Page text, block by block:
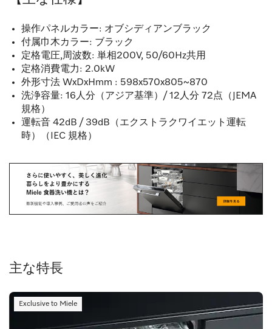
操作パネルカラー: オブシディアンブラック
付属巾木カラー: ブラック
定格電圧,周波数: 単相200V, 50/60Hz共用
定格消費電力: 2.0kW
外形寸法 WxDxHmm : 598x570x805~870
洗浄容量: 16人分（アジア基準）/ 12人分 72点（JEMA
規格）
運転音 42dB / 39dB（エクストラクワイエット運転
時）（IEC 規格）
主な特長
Exclusive to Miele